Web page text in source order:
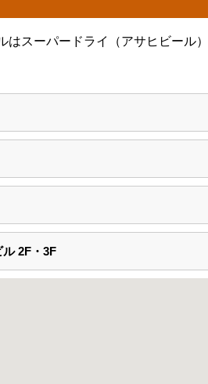
スーパードライ（アサヒビール）
2F・3F